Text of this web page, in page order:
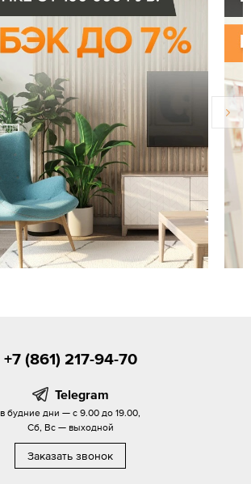
+7 (861) 217-94-70
Telegram
в будние дни — с 9.00 до 19.00,
Сб, Вс — выходной
Заказать звонок